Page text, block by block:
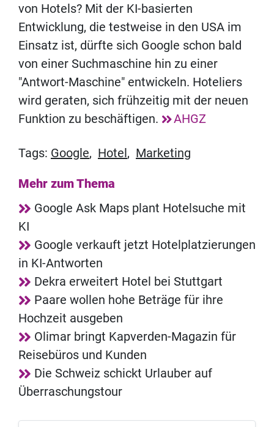
von Hotels? Mit der KI-basierten
Entwicklung, die testweise in den USA im
Einsatz ist, dürfte sich Google schon bald
von einer Suchmaschine hin zu einer
"Antwort-Maschine" entwickeln. Hoteliers
wird geraten, sich frühzeitig mit der neuen
Funktion zu beschäftigen.
AHGZ
Tags: Google, Hotel , Marketing
Mehr zum Thema
Google Ask Maps plant Hotelsuche mit
KI
Google verkauft jetzt Hotelplatzierungen
in KI-Antworten
Dekra erweitert Hotel bei Stuttgart
Paare wollen hohe Beträge für ihre
Hochzeit ausgeben
Olimar bringt Kapverden-Magazin für
Reisebüros und Kunden
Die Schweiz schickt Urlauber auf
Überraschungstour